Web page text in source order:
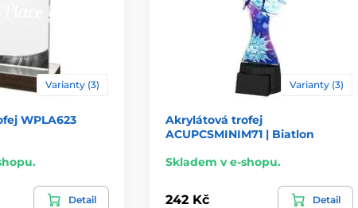
Varianty (3)
WPLA623
Detail
Varianty (3)
Akrylátová trofej
ACUPCSMINIM71 | Biatlon
Skladem v e-shopu.
242 Kč Detail